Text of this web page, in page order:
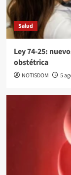
Salud
Ley 74-25:
obstétrica
NOTISDOM 5